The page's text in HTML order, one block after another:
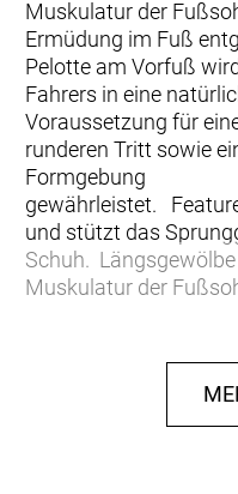
Muskulatur der
Ermüdung im Fuß
Pelotte am Vorfuß
Fahrers in eine
Voraussetzung für
runderen Tritt sowie
Formgebung
gewährleistet.
und stützt das
Schuh.
Muskulatur der
Zehen. Lateraler
auf dem Pedal nach
Kniebewegung und